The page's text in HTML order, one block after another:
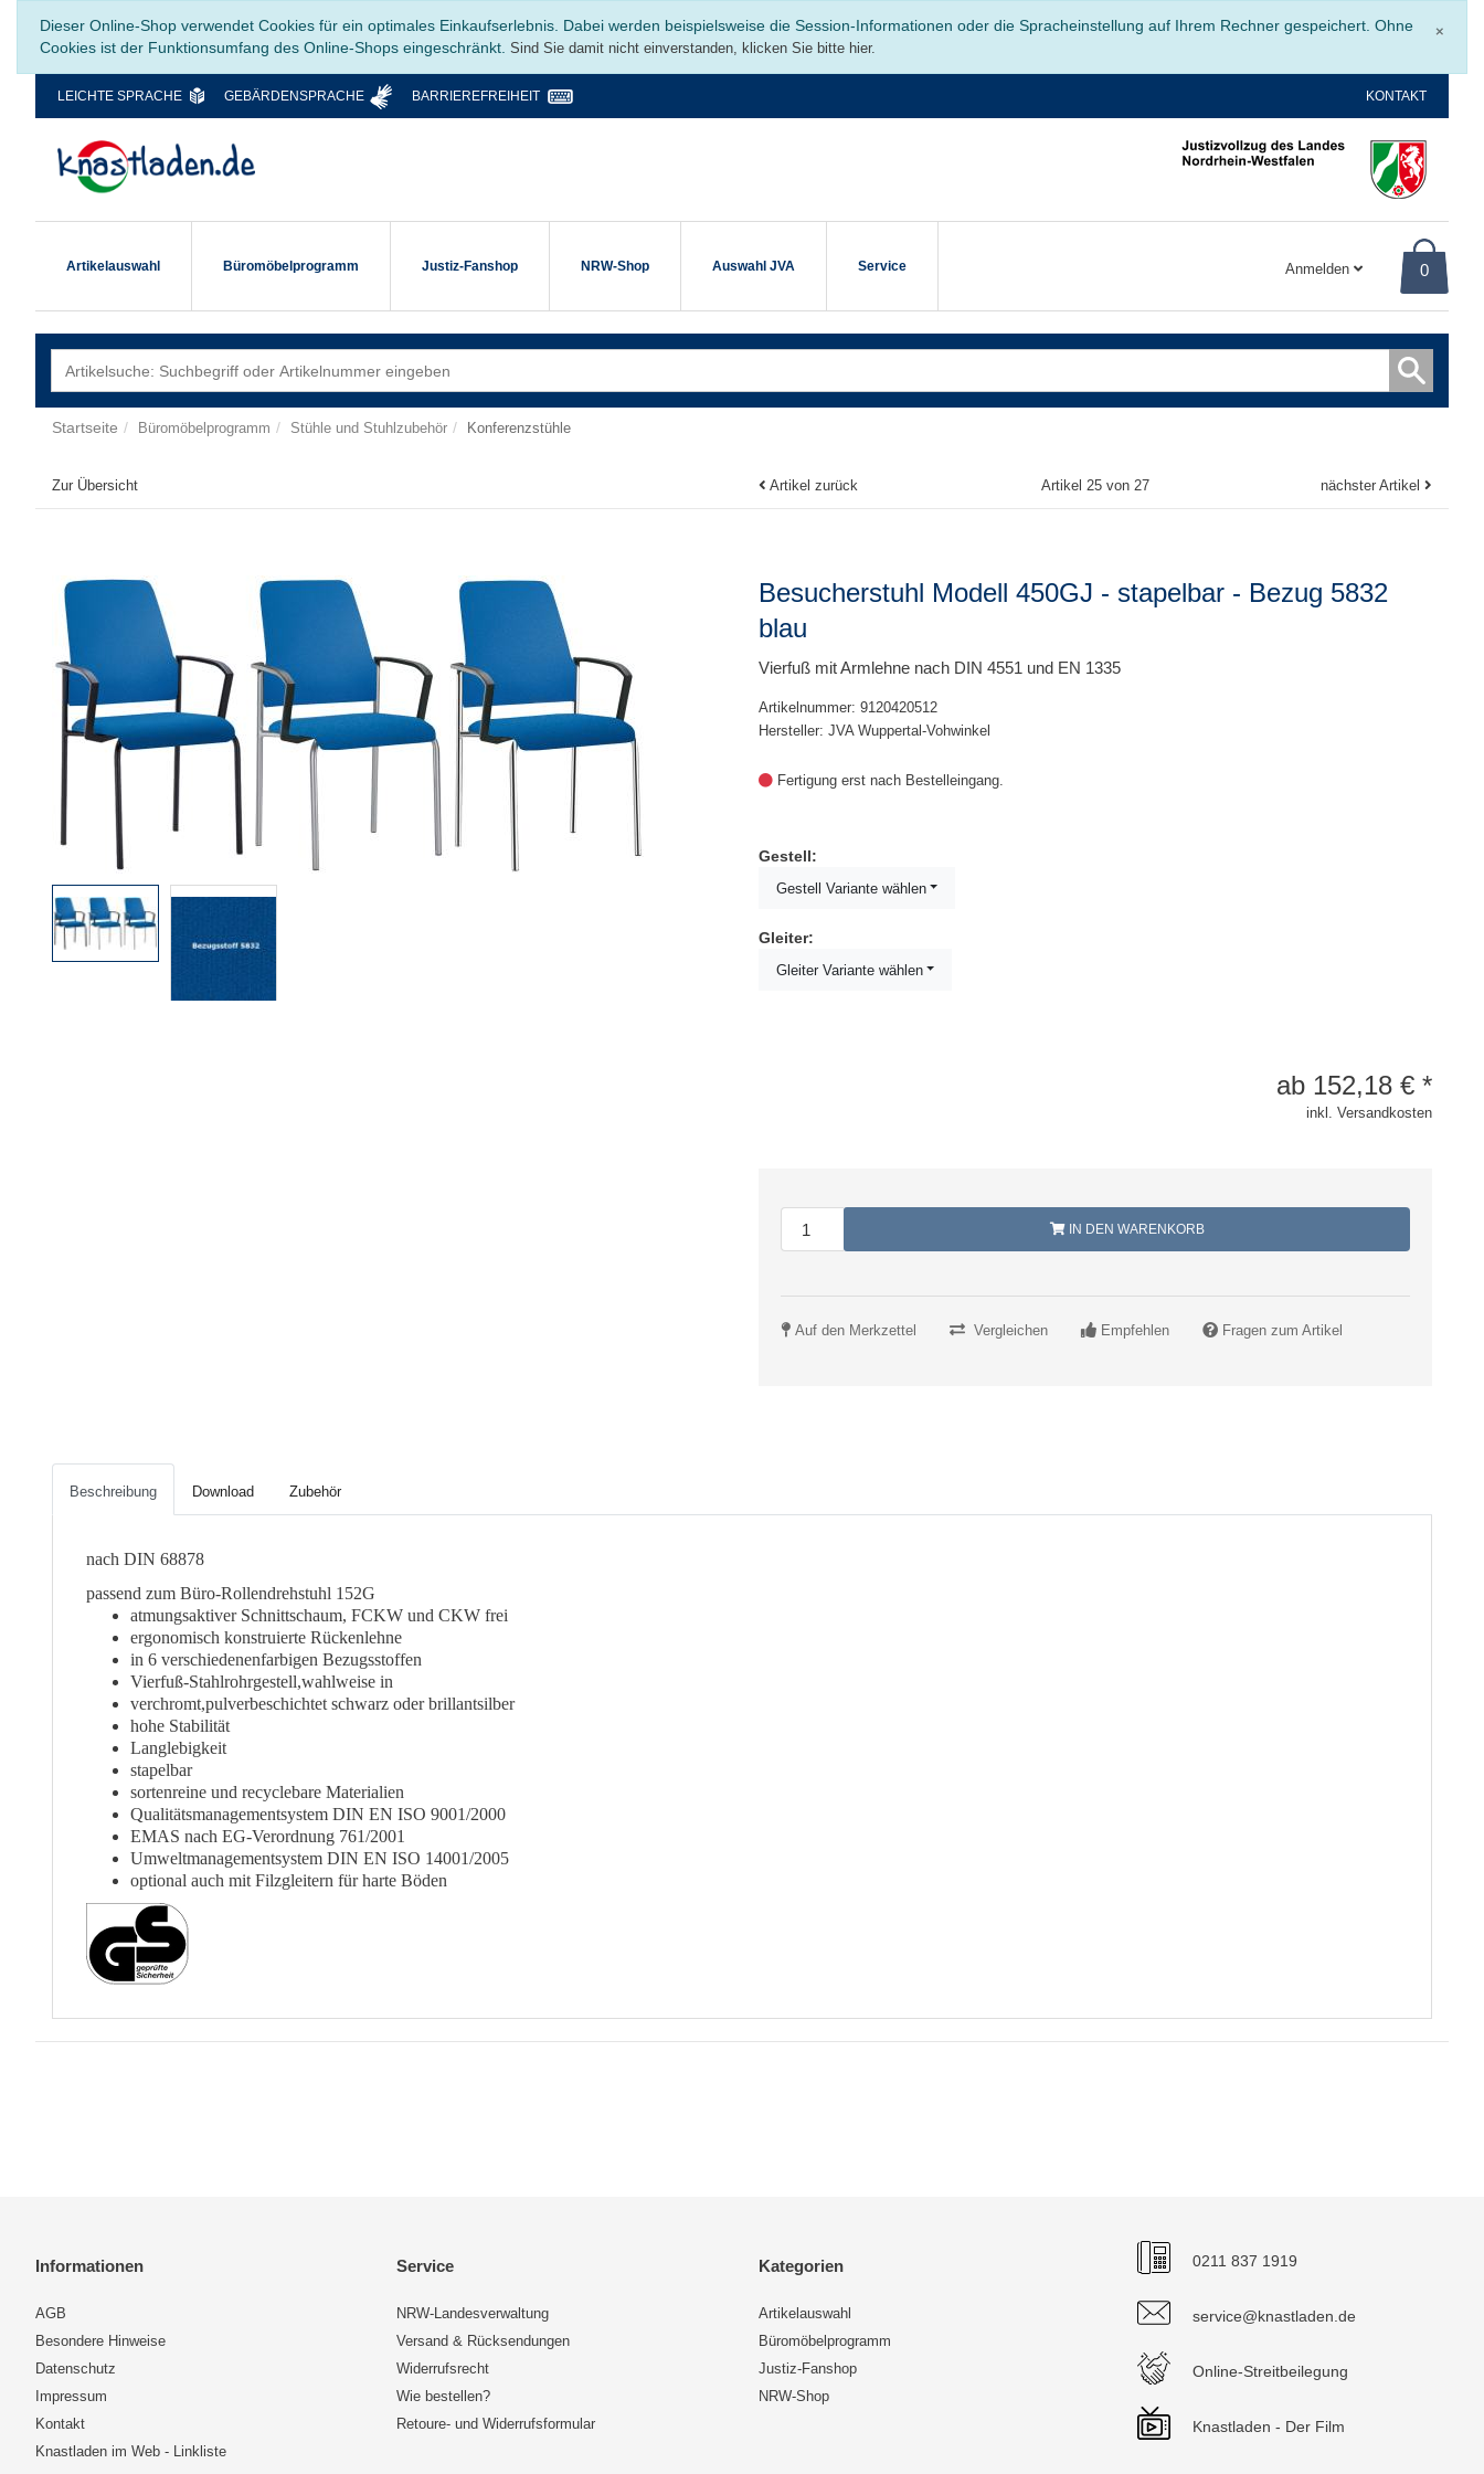
×
Dieser Online-Shop verwendet Cookies für ein optimales Einkaufserlebnis. Dabei werden beispielsweise die Session-Informationen oder die Spracheinstellung auf Ihrem Rechner gespeichert. Ohne
Cookies ist der Funktionsumfang des Online-Shops eingeschränkt. Sind Sie damit nicht einverstanden, klicken Sie bitte hier.
LEICHTE SPRACHE GEBÄRDENSPRACHE BARRIEREFREIHEIT KONTAKT
Artikelauswahl Büromöbelprogramm Justiz-Fanshop NRW-Shop Auswahl JVA Service Anmelden 0
Startseite Büromöbelprogramm Stühle und Stuhlzubehör Konferenzstühle
Zur Übersicht Artikel zurück Artikel 25 von 27 nächster Artikel
Besucherstuhl Modell 450GJ - stapelbar - Bezug 5832
blau
Vierfuß mit Armlehne nach DIN 4551 und EN 1335
Artikelnummer: 9120420512
Hersteller: JVA Wuppertal-Vohwinkel
Fertigung erst nach Bestelleingang.
Gestell:
Gestell Variante wählen
Gleiter:
Gleiter Variante wählen
ab 152,18 € *
inkl. Versandkosten
IN DEN WARENKORB
Auf den Merkzettel Vergleichen Empfehlen Fragen zum Artikel
Beschreibung Download Zubehör
nach DIN 68878
passend zum Büro-Rollendrehstuhl 152G
atmungsaktiver Schnittschaum, FCKW und CKW frei
ergonomisch konstruierte Rückenlehne
in 6 verschiedenenfarbigen Bezugsstoffen
Vierfuß-Stahlrohrgestell,wahlweise in
verchromt,pulverbeschichtet schwarz oder brillantsilber
hohe Stabilität
Langlebigkeit
stapelbar
sortenreine und recyclebare Materialien
Qualitätsmanagementsystem DIN EN ISO 9001/2000
EMAS nach EG-Verordnung 761/2001
Umweltmanagementsystem DIN EN ISO 14001/2005
optional auch mit Filzgleitern für harte Böden
Informationen
AGB
Besondere Hinweise
Datenschutz
Impressum
Kontakt
Knastladen im Web - Linkliste
Service
NRW-Landesverwaltung
Versand & Rücksendungen
Widerrufsrecht
Wie bestellen?
Retoure- und Widerrufsformular
Kategorien
Artikelauswahl
Büromöbelprogramm
Justiz-Fanshop
NRW-Shop
0211 837 1919
service@knastladen.de
Online-Streitbeilegung
Knastladen - Der Film